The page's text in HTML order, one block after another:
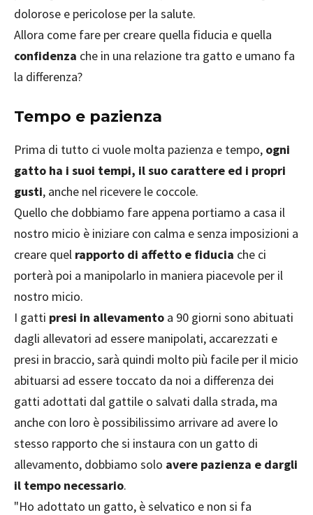
dolorose e pericolose per la salute.
Allora come fare per creare quella fiducia e quella
confidenza che in una relazione tra gatto e umano fa
la differenza?
Tempo e pazienza
Prima di tutto ci vuole molta pazienza e tempo, ogni
gatto ha i suoi tempi, il suo carattere ed i propri
gusti, anche nel ricevere le coccole.
Quello che dobbiamo fare appena portiamo a casa il
nostro micio è iniziare con calma e senza imposizioni a
creare quel rapporto di affetto e fiducia che ci
porterà poi a manipolarlo in maniera piacevole per il
nostro micio.
I gatti presi in allevamento a 90 giorni sono abituati
dagli allevatori ad essere manipolati, accarezzati e
presi in braccio, sarà quindi molto più facile per il micio
abituarsi ad essere toccato da noi a differenza dei
gatti adottati dal gattile o salvati dalla strada, ma
anche con loro è possibilissimo arrivare ad avere lo
stesso rapporto che si instaura con un gatto di
allevamento, dobbiamo solo avere pazienza e dargli
il tempo necessario.
"Ho adottato un gatto, è selvatico e non si fa